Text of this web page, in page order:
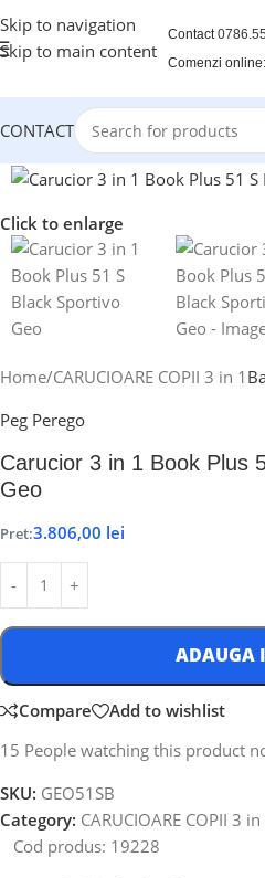
Skip to navigation
Skip to main content
Contact
Comenzi
CONTACT
Click to enlarge
Home/CARUCIOARE COPII 3 in 1
Peg Perego
Carucior 3 in 1 Book Plus
Geo
Pret:3.806,00 lei
ADAUGA
Compare
Add to wishlist
15 People watching this product
SKU: GEO51SB
Category: CARUCIOARE COPII 3 in
Cod produs: 19228